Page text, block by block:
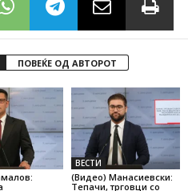
ПОВЕЌЕ ОД АВТОРОТ
ВЕСТИ
(Видео) Манасиевски:
Тепачи, трговци со